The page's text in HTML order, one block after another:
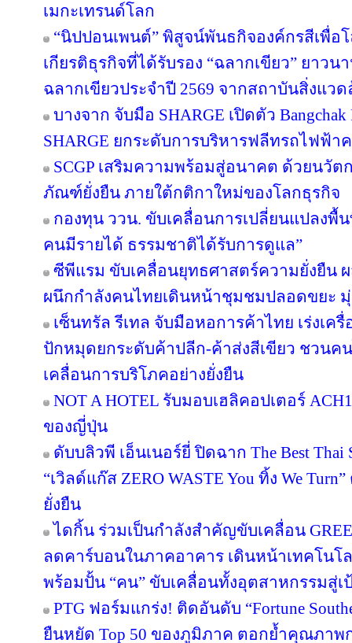
เมกะเทรนด์โลก
“นิปปอนเพนต์” พิสูจน์พันธกิจองค์กรสีเพื่อ
เกียรติธุรกิจที่ได้รับรอง “ฉลากเขียว” ยาวน
ฉลากเขียวประจำปี 2569 จากสถาบันสิ่งแว
บางจาก จับมือ SHARGE เปิดตัว Bangchak
SHARGE ยกระดับการบริหารฟลีทรถไฟฟ้า
SCGP เสริมความพร้อมสู่อนาคต ด้วยนวั
ภัณฑ์ยั่งยืน ภายใต้กติกาใหม่ของโลกธุรกิจ
กองทุน ววน. ขับเคลื่อนการเปลี่ยนแปลงพื้
คนมีรายได้ ธรรมชาติได้รับการดูแล”
ซีพีแรม ขับเคลื่อนยุทธศาสตร์ความยั่งยืน ผ
ผนึกกำลังคนไทยเดินหน้าชุมชมปลอดขยะ มุ่
เซ็นทรัล รีเทล จับมือหอการค้าไทย เร่งเครื่
ปักหมุดยกระดับค้าปลีก-ค้าส่งสีเขียว ชวน
เคลื่อนการบริโภคอย่างยั่งยืน
NOT A HOTEL รับมอบเฮลิคอปเตอร์
ของญี่ปุ่น
ดับบลิวพี เอ็นเนอร์ยี่ ปิดฉาก The Best Thai
“เวิลด์แก๊ส ZERO WASTE You ทิ้ง We
ยั่งยืน
ไดกิ้น ร่วมเป็นกำลังสำคัญขับเคลื่อน
ลดคาร์บอนในภาคอาคาร เดินหน้าเทคโนโ
พร้อมปั้น “คน” ขับเคลื่อนทั้งอุตสาหกรรมสู่
PTG ฟอร์มแกร่ง! ติดอันดับ “Fortune
ยืนหยัด Top 50 ของภูมิภาค ตอกย้ำคุณภาพ